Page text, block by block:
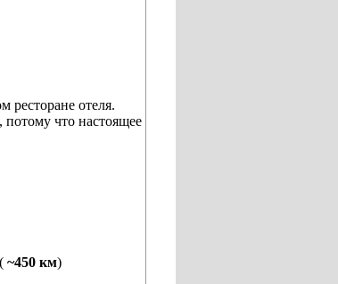
ресторане отеля.
потому что настоящее
( ~450 км)